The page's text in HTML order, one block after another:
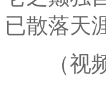
已散落天
（视频